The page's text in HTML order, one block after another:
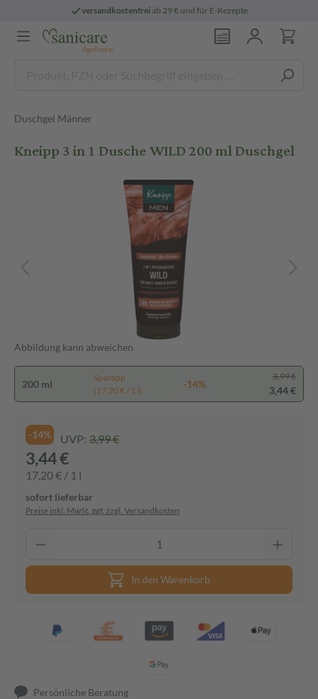
versandkostenfreiab 29 € und für E-Rezepte
Duschgel Männer
Kneipp 3 in 1 Dusche WILD 200 ml Duschgel
Abbildung kann abweichen
200 ml
Spartipp
(17,20 € / 1 l)
-14%
3,99 €
3,44 €
-14% UVP: 3,99 €
3,44 €
17,20 € / 1 l
sofort lieferbar
Preise inkl. MwSt. ggf. zzgl. Versandkosten
In den Warenkorb
Persönliche Beratung